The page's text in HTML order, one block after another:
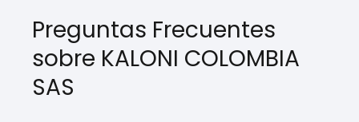
Preguntas Frecuentes
sobre KALONI COLOMBIA
SAS